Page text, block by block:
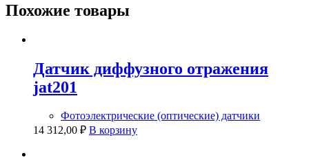
Похожие товары
Датчик диффузного отражения
jat201
Фотоэлектрические (оптические) датчики
14 312,00 ₽ В корзину